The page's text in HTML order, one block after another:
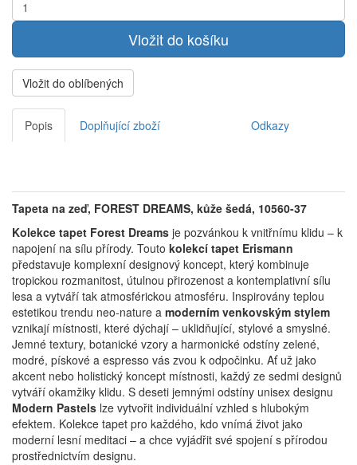
Vložit do oblíbených
Popis Doplňující zboží Odkazy
Tapeta na zeď, FOREST DREAMS, kůže šedá, 10560-37
Kolekce tapet Forest Dreams je pozvánkou k vnitřnímu klidu – k
napojení na sílu přírody. Touto kolekcí tapet Erismann
představuje komplexní designový koncept, který kombinuje
tropickou rozmanitost, útulnou přirozenost a kontemplativní sílu
lesa a vytváří tak atmosférickou atmosféru. Inspirovány teplou
estetikou trendu neo-nature a moderním venkovským stylem
vznikají místnosti, které dýchají – uklidňující, stylové a smyslné.
Jemné textury, botanické vzory a harmonické odstíny zelené,
modré, pískové a espresso vás zvou k odpočinku. Ať už jako
akcent nebo holistický koncept místnosti, každý ze sedmi designů
vytváří okamžiky klidu. S deseti jemnými odstíny unisex designu
Modern Pastels lze vytvořit individuální vzhled s hlubokým
efektem. Kolekce tapet pro každého, kdo vnímá život jako
moderní lesní meditaci – a chce vyjádřit své spojení s přírodou
prostřednictvím designu.